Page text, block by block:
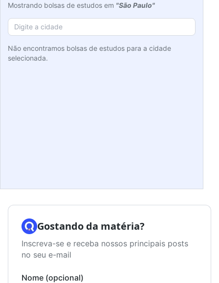
Mostrando bolsas de estudos em "São Paulo"
Não encontramos bolsas de estudos para a cidade
selecionada.
Gostando da matéria?
Inscreva-se e receba nossos principais posts
no seu e-mail
Nome (opcional)